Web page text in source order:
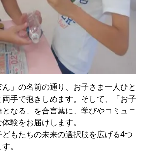
」の名前の通り、お子さま一人ひと
両手で抱きしめます。そして、「お子
なる」を合言葉に、学びやコミュニ
験をお届けします。
もたちの未来の選択肢を広げる4つ
。